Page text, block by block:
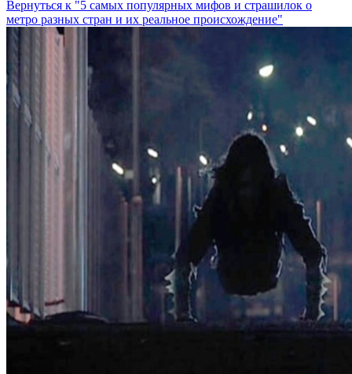
Вернуться к "5 самых популярных мифов и страшилок о
метро разных стран и их реальное происхождение"